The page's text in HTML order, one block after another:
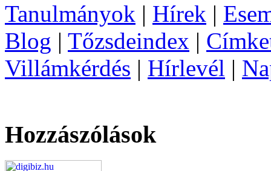
Tanulmányok | Hírek |
Blog | Tőzsdeindex |
Villámkérdés | Hírlevél |
Hozzászólások